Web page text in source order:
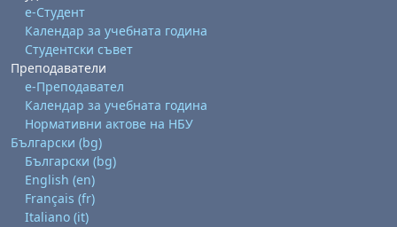
е-Студент
Календар за учебната година
Студентски съвет
Преподаватели
е-Преподавател
Календар за учебната година
Нормативни актове на НБУ
Български ‎(bg)‎
Български ‎(bg)‎
English ‎(en)‎
Français ‎(fr)‎
Italiano ‎(it)‎